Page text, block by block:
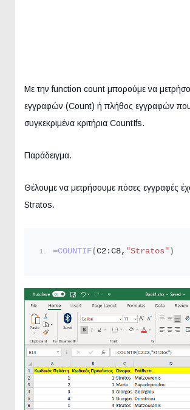
Με την function count μπορούμε να
εγγραφών (Count) ή πλήθος εγγραφών
συγκεκριμένα κριτήρια CountIfs.
Παράδειγμα.
Θέλουμε να μετρήσουμε πόσες εγγραφές
Stratos.
=COUNTIF(C2:C8, "Stratos" )